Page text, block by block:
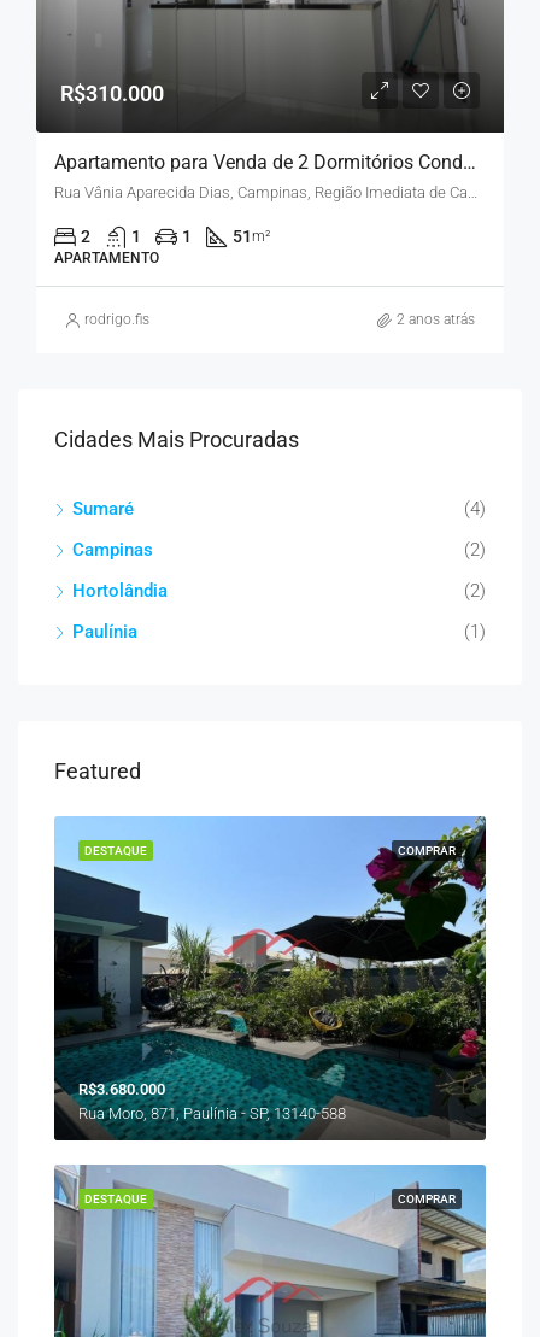
R$310.000
Apartamento para Venda de 2 Dormitórios Condomínio Varandas Jardim do Lago
Rua Vânia Aparecida Dias, Campinas, Região Imediata de Campinas, Região Metropolitana de Campinas, Região Geográfica Intermediária de Campinas, São Paulo, Região Sudeste, 13051-029, Brasil
2 1 1 51m²
APARTAMENTO
rodrigo.fis 2 anos atrás
Cidades Mais Procuradas
Sumaré
(4)
Campinas
(2)
Hortolândia
(2)
Paulínia
(1)
Featured
COMPRAR
DESTAQUE
R$3.680.000
Rua Moro, 871, Paulínia - SP, 13140-588
COMPRAR
DESTAQUE